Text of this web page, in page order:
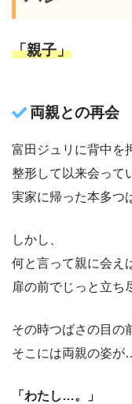
「親子」
両親との再会
富田ジュリに背中を
整形して以来会って
実家に帰った本多つ
しかし、
何と言って親に会え
扉の前でじっと立ち
その時つばさの目の
そこには両親の姿が
「わたし…。」